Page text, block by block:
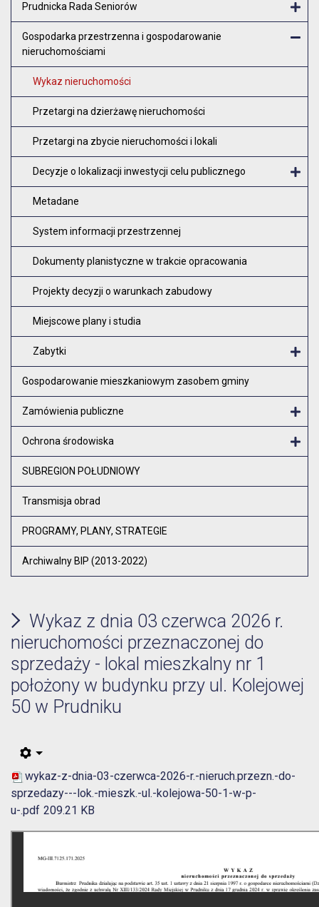
Prudnicka Rada Seniorów
Gospodarka przestrzenna i gospodarowanie
nieruchomościami
Wykaz nieruchomości
Przetargi na dzierżawę nieruchomości
Przetargi na zbycie nieruchomości i lokali
Decyzje o lokalizacji inwestycji celu publicznego
Metadane
System informacji przestrzennej
Dokumenty planistyczne w trakcie opracowania
Projekty decyzji o warunkach zabudowy
Miejscowe plany i studia
Zabytki
Gospodarowanie mieszkaniowym zasobem gminy
Zamówienia publiczne
Ochrona środowiska
SUBREGION POŁUDNIOWY
Transmisja obrad
PROGRAMY, PLANY, STRATEGIE
Archiwalny BIP (2013-2022)
Wykaz z dnia 03 czerwca 2026 r.
nieruchomości przeznaczonej do
sprzedaży - lokal mieszkalny nr 1
położony w budynku przy ul. Kolejowej
50 w Prudniku
wykaz-z-dnia-03-czerwca-2026-r.-nieruch.przezn.-do-
sprzedazy---lok.-mieszk.-ul.-kolejowa-50-1-w-p-
u-.pdf 209.21 KB